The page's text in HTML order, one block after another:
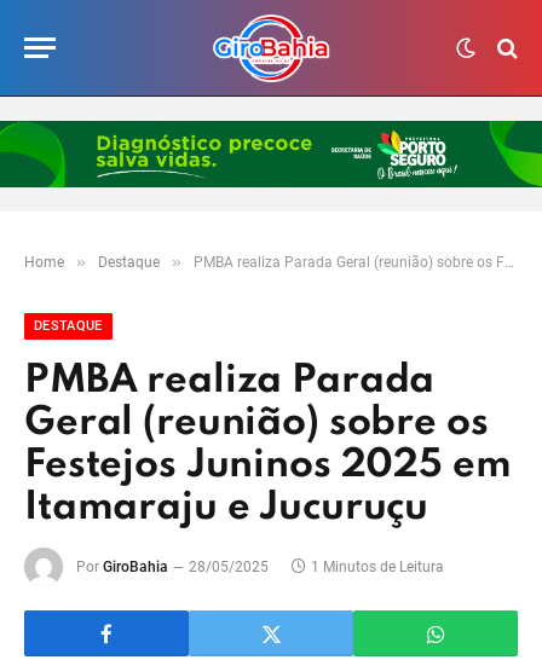
Home » Destaque » PMBA realiza Parada Geral (reunião) sobre os Festejos Juninos 2025 em Itamaraju e Jucuruçu
DESTAQUE
PMBA realiza Parada
Geral (reunião) sobre os
Festejos Juninos 2025 em
Itamaraju e Jucuruçu
Por GiroBahia 28/05/2025 1 Minutos de Leitura